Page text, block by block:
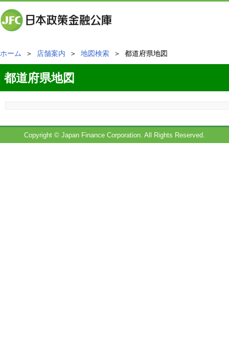
ホーム ＞ 店舗案内 ＞ 地図検索 ＞ 都道府県地図
都道府県地図
Copyright © Japan Finance Corporation. All Rights Reserved.